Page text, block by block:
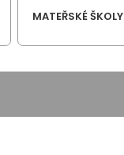
MATEŘSKÉ ŠKOLY